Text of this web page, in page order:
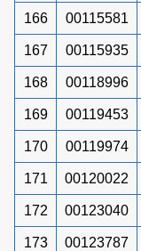
166 00115581
167 00115935
168 00118996
169 00119453
170 00119974
171 00120022
172 00123040
173 00123787